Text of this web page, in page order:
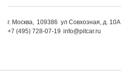
г. Москва, 109386 ул Совхозная, д. 10А
+7 (495) 728-07-19 info@pitcar.ru